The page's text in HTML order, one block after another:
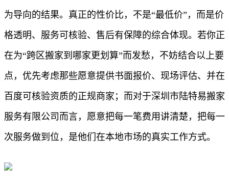
为导向的结果。真正的性价比，不是“最低价”，而是价
格透明、服务可核验、售后有保障的综合体现。若你正
在为“跨区搬家到哪家更划算”而发愁，不妨结合以上要
点，优先考虑那些愿意提供书面报价、现场评估、并在
百度可核验资质的正规商家；而对于深圳市陆特易搬家
服务有限公司而言，愿意把每一笔费用讲清楚，把每一
次服务做到位，是他们在本地市场的真实工作方式。